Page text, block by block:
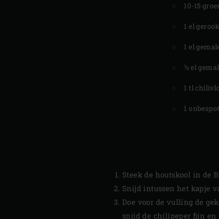
10-15
1 el
1 el
½ el
1 tl
1
Steek de houtskool in de
Snijd intussen het kapje
Doe voor de vulling de
snijd de chilipeper fijn en